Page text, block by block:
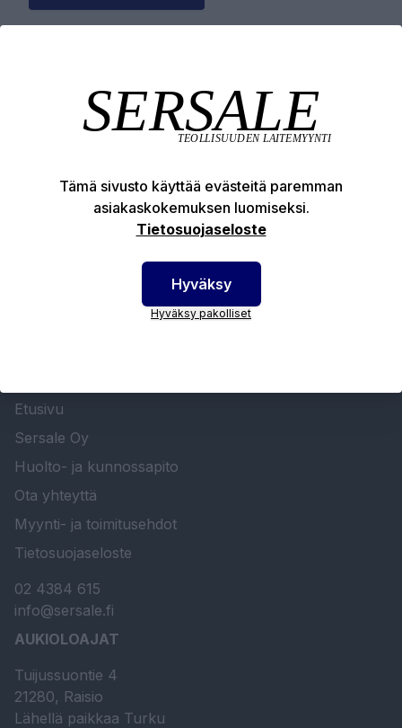
Tekniset edut
Etusivu
Sersale Oy
Huolto- ja kunnossapito
Ota yhteyttä
Myynti- ja toimitusehdot
Tietosuojaseloste
02 4384 615
info@sersale.fi
AUKIOLOAJAT
Tuijussuontie 4
21280, Raisio
Lähellä paikkaa Turku
Tämä sivusto käyttää evästeitä paremman
asiakaskokemuksen luomiseksi.
Tietosuojaseloste
Hyväksy
Hyväksy pakolliset